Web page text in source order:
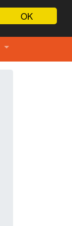
OK